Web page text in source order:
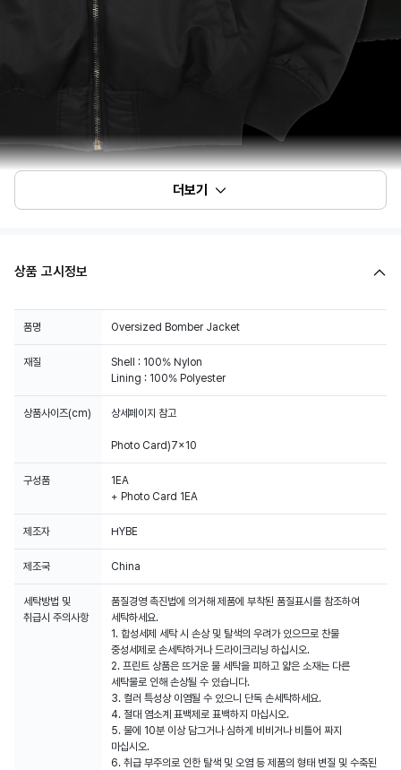
더보기
상품 고시정보
품명 Oversized Bomber Jacket
재질
Shell : 100% Nylon
Lining : 100% Polyester
상품사이즈(cm) 상세페이지 참고
Photo Card)7x10
구성품
1EA
+ Photo Card 1EA
제조자 HYBE
제조국 China
세탁방법 및
취급시 주의사항
품질경영 촉진법에 의거해 제품에 부착된 품질표시를 참조하여
세탁하세요.
1. 합성세제 세탁 시 손상 및 탈색의 우려가 있으므로 찬물
중성세제로 손세탁하거나 드라이크리닝 하십시오.
2. 프린트 상품은 뜨거운 물 세탁을 피하고 얇은 소재는 다른
세탁물로 인해 손상될 수 있습니다.
3. 컬러 특성상 이염될 수 있으니 단독 손세탁하세요.
4. 절대 염소계 표백제로 표백하지 마십시오.
5. 물에 10분 이상 담그거나 심하게 비비거나 비틀어 짜지
마십시오.
6. 취급 부주의로 인한 탈색 및 오염 등 제품의 형태 변질 및 수축된